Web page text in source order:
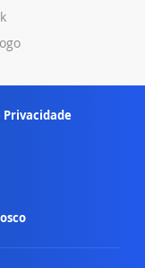
Privacidade